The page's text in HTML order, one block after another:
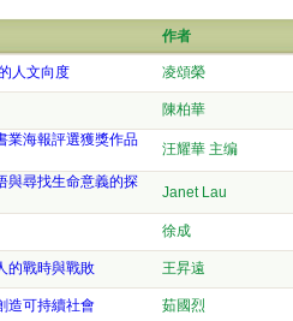
作者
人文向度 凌頌榮
陳柏華
業海報評選獲獎作品
汪耀華 主编
與尋找生命意義的探
Janet Lau
徐成
的戰時與戰敗 王昇遠
造可持續社會 茹國烈